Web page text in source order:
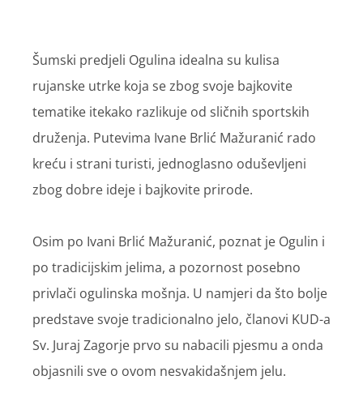
Šumski predjeli Ogulina idealna su kulisa
rujanske utrke koja se zbog svoje bajkovite
tematike itekako razlikuje od sličnih sportskih
druženja. Putevima Ivane Brlić Mažuranić rado
kreću i strani turisti, jednoglasno oduševljeni
zbog dobre ideje i bajkovite prirode.
Osim po Ivani Brlić Mažuranić, poznat je Ogulin i
po tradicijskim jelima, a pozornost posebno
privlači ogulinska mošnja. U namjeri da što bolje
predstave svoje tradicionalno jelo, članovi KUD-a
Sv. Juraj Zagorje prvo su nabacili pjesmu a onda
objasnili sve o ovom nesvakidašnjem jelu.